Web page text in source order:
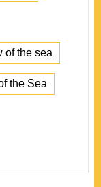
of the sea
the Sea